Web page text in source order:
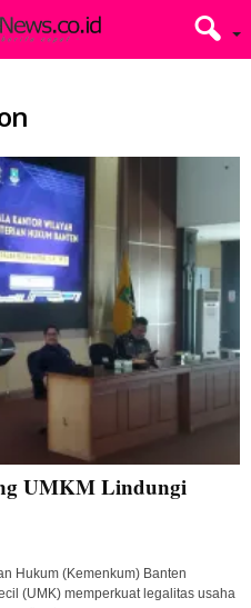
UMKM Lindungi
Hukum (Kemenkum) Banten
(UMK) memperkuat legalitas usaha